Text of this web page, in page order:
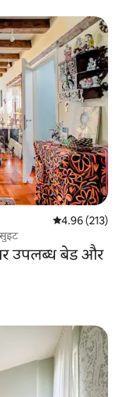
औसत रेटिंग 5 में से
4.96 (213)
उपलब्ध बेड और